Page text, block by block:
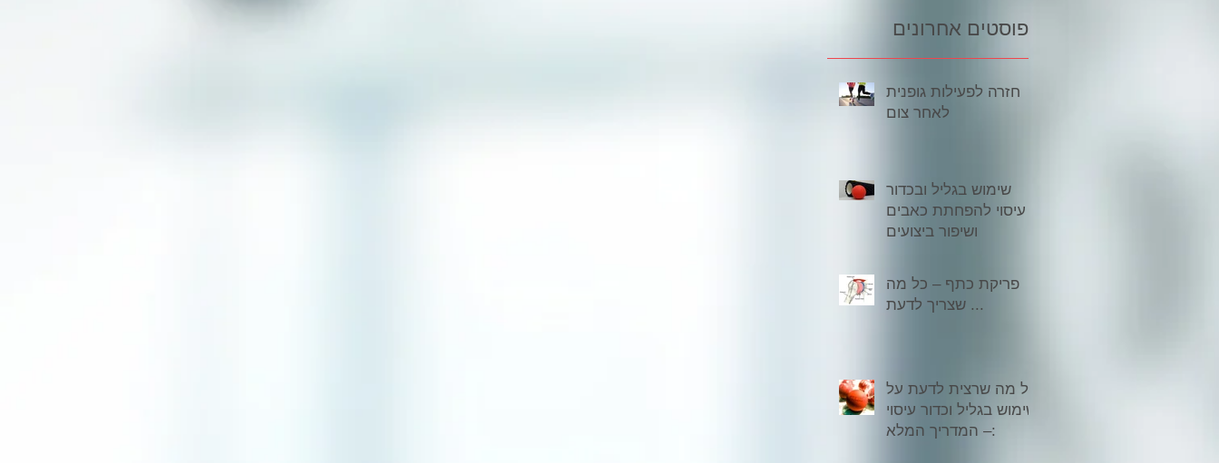
פוסטים אחרונים
חזרה לפעילות גופנית
לאחר צום
שימוש בגליל ובכדור
עיסוי להפחתת כאבים
ושיפור ביצועים
פריקת כתף – כל מה
שצריך לדעת ...
כל מה שרצית לדעת על
שימוש בגליל וכדור עיסוי
– המדריך המלא: